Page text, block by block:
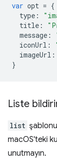
var opt = {
type :
title :
message :
iconUrl :
imageUrl :
}
Liste
list şablonu
macOS'teki
unutmayın.